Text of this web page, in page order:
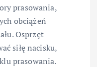
prasowania,
obciążeń
Osprzęt
siłę nacisku,
prasowania.